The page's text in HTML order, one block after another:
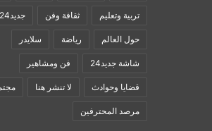
تربية وتعليم ثقافة وفن جديد24
حول العالم رياضة سلايدر
شاشة جديد24 فن ومشاهير
قضايا وحوادث لا تنشر هنا
مرصد المحترفين